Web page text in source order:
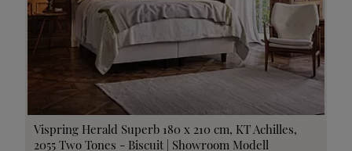
Vispring Herald Superb 180 x 210 cm, KT Achilles,
2055 Two Tones - Biscuit | Showroom Modell